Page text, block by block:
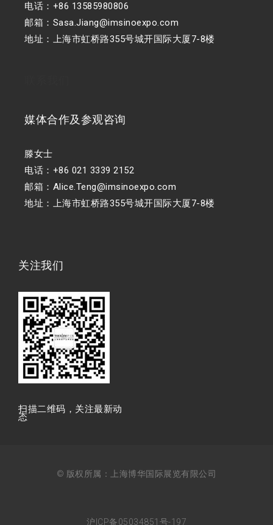
电话：+86 13585980806
邮箱：Sasa.Jiang@imsinoexpo.com
地址：上海市虹桥路355号城开国际大厦7-8楼
媒体合作及参观咨询
滕女士
电话：+86 021 3339 2152
邮箱：Alice.Teng@imsinoexpo.com
地址：上海市虹桥路355号城开国际大厦7-8楼
关注我们
扫描⼆维码，关注最新动
态
© 版权所属：上海博华国际展览有限公司
沪ICP备05034851号-197